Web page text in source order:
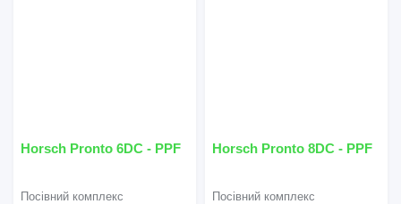
Horsch Pronto 6DC - PPF
Посівний комплекс
Horsch Pronto 8DC - PPF
Посівний комплекс